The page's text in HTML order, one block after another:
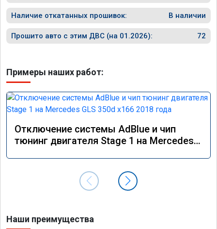
Наличие откатанных прошивок: В наличии
Прошито авто с этим ДВС (на 01.2026): 72
Примеры наших работ:
Отключение системы AdBlue и чип
тюнинг двигателя Stage 1 на Mercedes
Наши преимущества